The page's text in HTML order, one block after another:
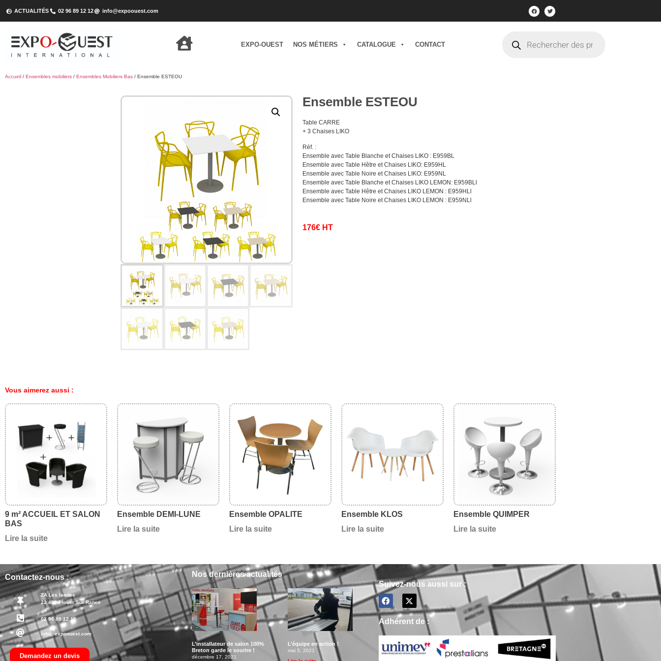
ACTUALITÉS 02 96 89 12 12 info@expoouest.com
EXPO-OUEST NOS MÉTIERS CATALOGUE CONTACT
Accueil / Ensembles mobiliers / Ensembles Mobiliers Bas / Ensemble ESTEOU
Ensemble ESTEOU
Table CARRE
+ 3 Chaises LIKO
Réf. :
Ensemble avec Table Blanche et Chaises LIKO : E959BL
Ensemble avec Table Hêtre et Chaises LIKO: E959HL
Ensemble avec Table Noire et Chaises LIKO: E959NL
Ensemble avec Table Blanche et Chaises LIKO LEMON: E959BLl
Ensemble avec Table Hêtre et Chaises LIKO LEMON : E959HLl
Ensemble avec Table Noire et Chaises LIKO LEMON : E959NLl
176€ HT
Vous aimerez aussi :
9 m² ACCUEIL ET SALON
BAS
Lire la suite
Ensemble DEMI-LUNE
Lire la suite
Ensemble OPALITE
Lire la suite
Ensemble KLOS
Lire la suite
Ensemble QUIMPER
Lire la suite
Contactez-nous :
ZA Les landes
22 490 Plouer Sur Rance
02 96 89 12 12
info@expoouest.com
Demandez un devis
Nos dernières actualités
L’installateur de salon 100%
Breton garde le sourire !
décembre 17, 2021
L’équipe en action !
mai 5, 2021
Suivez-nous aussi sur :
Adhérent de :